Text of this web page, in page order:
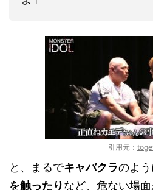
引用元：
と、まるでキャバクラのよ
を触ったりなど、危ない場面